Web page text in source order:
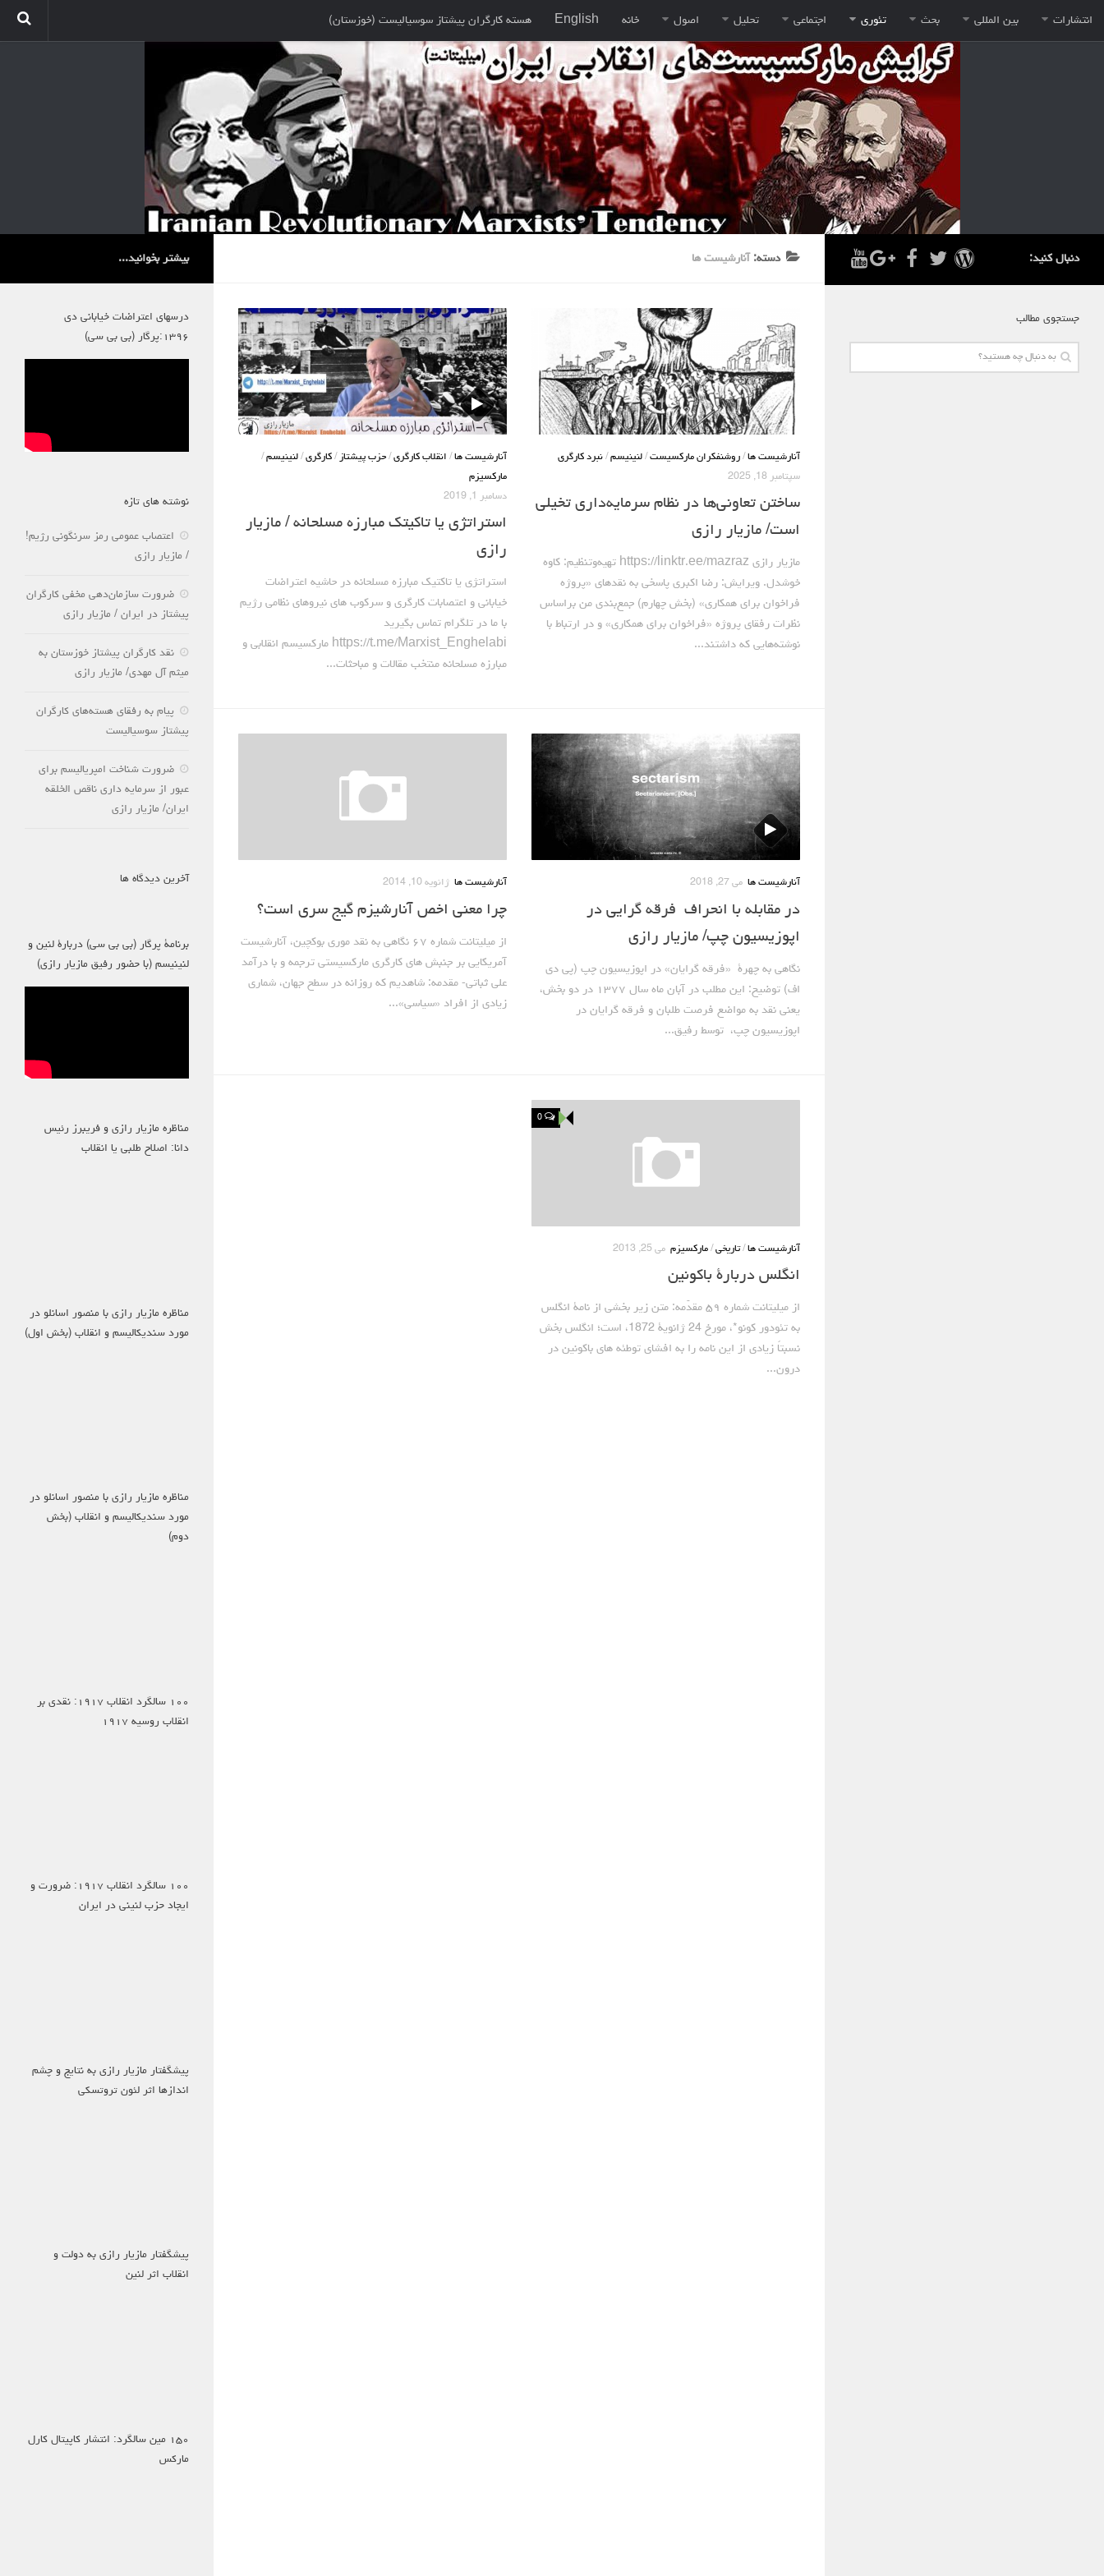
انتشارات بین المللی بحث تئوری اجتماعی تحلیل اصول خانه English هسته کارگران پيشتاز سوسياليست (خوزستان)
دسته: آنارشیست ها
آنارشیست ها / روشنفکران مارکسیست / لنینیسم / نبرد کارگری
سپتامبر 18, 2025
ساختن تعاونی‌ها در نظام سرمایه‌داری تخیلی‌
است/ مازیار رازی
مازیار رازی https://linktr.ee/mazraz تهیه‌وتنظیم: کاوه
خوشدل. ویرایش: رضا اکبری پاسخی به نقدهای «پروژه
فراخوان برای همکاری» (بخش چهارم) جمع‌بندی من براساس
نظرات رفقای پروژه «فراخوان برای همکاری» و در ارتباط با
نوشته‌هایی که داشتند...
آنارشیست ها / انقلاب کارگری / حزب پیشتاز / کارگری / لنینیسم /
مارکسیزم
دسامبر 1, 2019
استراتژی یا تاکیتک مبارزه مسلحانه / مازیار
رازی
استراتژی یا تاکتیک مبارزه مسلحانه در حاشیه اعتراضات
خیابانی و اعتصابات کارگری و سرکوب های نیروهای نظامی رژیم
با ما در تلگرام تماس بگیرید
https://t.me/Marxist_Enghelabi مارکسیسم انقلابی و
مبارزه مسلحانه ‌منتخب مقالات و مباحثات...
آنارشیست ها می 27, 2018
در مقابله با انحراف فرقه گرایی در
اپوزیسیون چپ/ مازیار رازی
نگاهی به چهرۀ «فرقه گرایان» در اپوزیسیون چپ (پی دی
اف) توضیح: این مطلب در آبان ماه سال ۱۳۷۷ در دو بخش،
یعنی نقد به مواضع فرصت طلبان و فرقه گرایان در
اپوزیسیون چپ، توسط رفیق...
آنارشیست ها ژانویه 10, 2014
چرا معنی اخص آنارشیزم گیج سری است؟
از میلیتانت شماره ۶۷ نگاهی به نقد موری بوکچین، آنارشیست
آمریکایی بر جنبش های کارگری مارکسیستی ترجمه و با درآمد
علی ثباتی- مقدمه: شاهدیم که روزانه در سطح جهان، شماری
زیادی از افراد «سیاسی»...
0
آنارشیست ها /تاریخی / مارکسیزم می 25, 2013
انگلس دربارۀ باکونین
از میلیتانت شماره ۵۹ مقدّمه: متن زیر بخشی از نامۀ انگلس
به تئودور کونو*، مورخ 24 ژانویۀ 1872، است؛ انگلس بخش
نسبتاً زیادی از این نامه را به افشای توطئه های باکونین در
درون...
دنبال کنید:
جستجوی مطالب
بیشتر بخوانید...
درسهای اعتراضات خیابانی دی
۱۳۹۶:پرگار (بی بی سی)
نوشته های تازه
اعتصاب عمومی رمز سرنگونی رژیم!
/ مازیار رازی
ضرورت سازمان‌دهی مخفی کارگران
پیشتاز در ایران / مازیار رازی
نقد کارگران پیشتاز خوزستان به
میثم آل مهدی/ مازیار رازی
پیام به رفقای هسته‌های کارگران
پیشتاز سوسیالیست
ضرورت شناخت امپریالیسم برای
عبور از سرمایه داری ناقص الخلقه
ایران/ مازیار رازی
آخرین دیدگاه ها
برنامۀ پرگار (بی بی سی) دربارۀ لنین و
لنینیسم (با حضور رفیق مازیار رازی)
مناظره مازیار رازی و فریبرز رئیس
دانا: اصلاح طلبی یا انقلاب
مناظره مازیار رازی با منصور اسانلو در
مورد سندیکالیسم و انقلاب (بخش اول)
مناظره مازیار رازی با منصور اسانلو در
مورد سندیکالیسم و انقلاب (بخش
دوم)
۱۰۰ سالگرد انقلاب ۱۹۱۷: نقدی بر
انقلاب روسیه ۱۹۱۷
۱۰۰ سالگرد انقلاب ۱۹۱۷: ضرورت و
ایجاد حزب لنینی در ایران
پیشگفتار مازیار رازی به نتایج و چشم
اندازها اثر لئون تروتسکی
پیشگفتار مازیار رازی به دولت و
انقلاب اثر لنین
۱۵۰ مین سالگرد: انتشار کاپیتال کارل
مارکس